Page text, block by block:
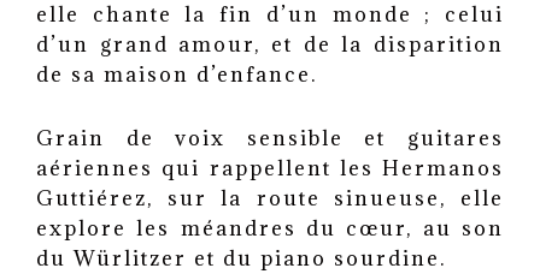
elle chante la fin d’un monde ; celui
d’un grand amour, et de la disparition
de sa maison d’enfance.
Grain de voix sensible et guitares
aériennes qui rappellent les Hermanos
Guttiérez, sur la route sinueuse, elle
explore les méandres du cœur, au son
du Würlitzer et du piano sourdine.